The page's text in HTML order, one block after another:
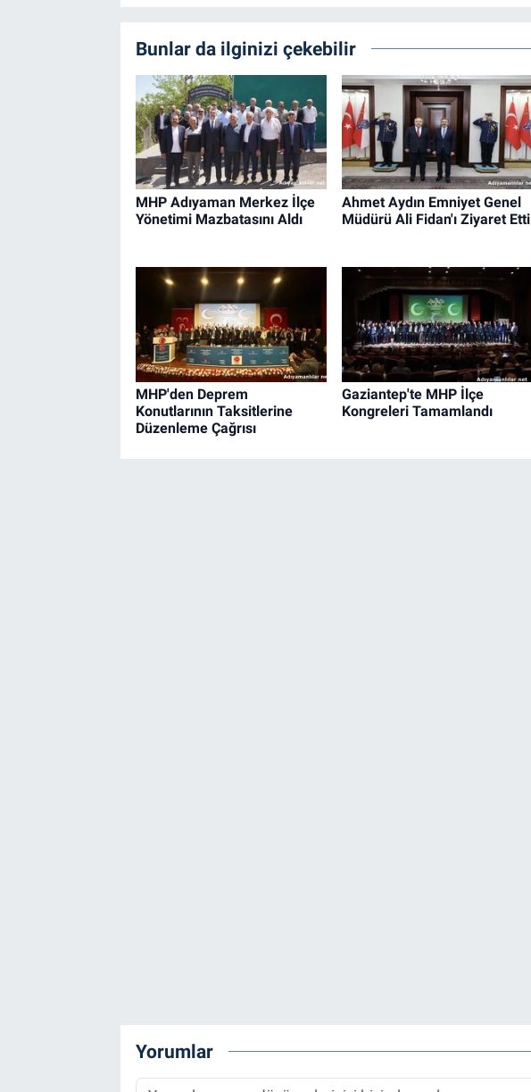
Bunlar da ilginizi çekebilir
MHP Adıyaman Merkez İlçe
Yönetimi Mazbatasını Aldı
Ahmet Aydın Emniyet Genel
Müdürü Ali Fidan'ı Ziyaret Etti
MHP'den Deprem
Konutlarının Taksitlerine
Düzenleme Çağrısı
Gaziantep'te MHP İlçe
Kongreleri Tamamlandı
Yorumlar